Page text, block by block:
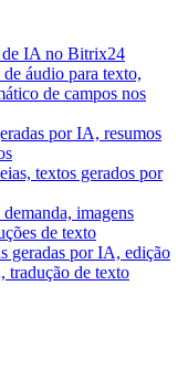
de IA no Bitrix24
áudio para texto,
de campos nos
por IA, resumos
textos gerados por
imagens
de texto
geradas por IA, edição
tradução de texto